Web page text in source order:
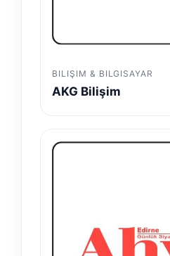
BILIŞIM & BILGISAYAR
AKG Bilişim